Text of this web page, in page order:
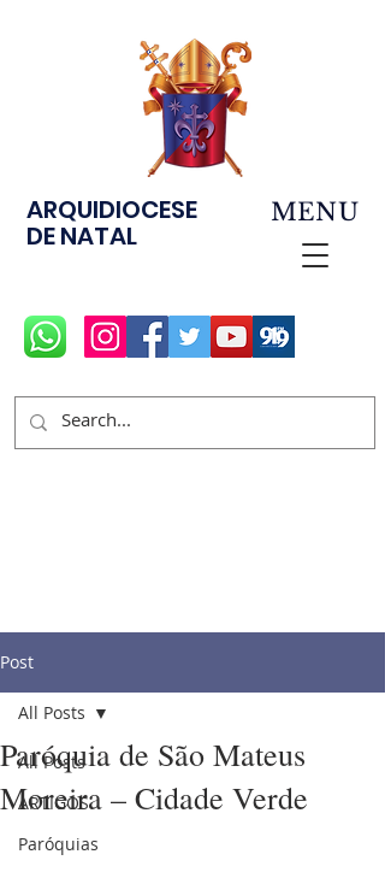
ARQUIDIOCESE
DE NATAL
MENU
Post
All Posts
ARTIGOS
Paróquias
All Posts
Paróquia de São Mateus
Moreira – Cidade Verde